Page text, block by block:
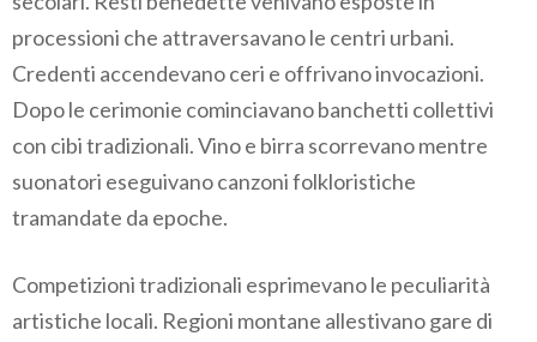
processioni che attraversavano le centri urbani.
Credenti accendevano ceri e offrivano invocazioni.
Dopo le cerimonie cominciavano banchetti collettivi
con cibi tradizionali. Vino e birra scorrevano mentre
suonatori eseguivano canzoni folkloristiche
tramandate da epoche.
Competizioni tradizionali esprimevano le peculiarità
artistiche locali. Regioni montane allestivano gare di